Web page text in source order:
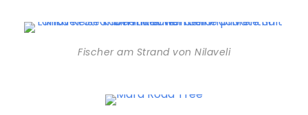
Fischer am Strand von Nilaveli